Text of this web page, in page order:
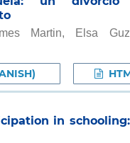
Martin, Elsa
in